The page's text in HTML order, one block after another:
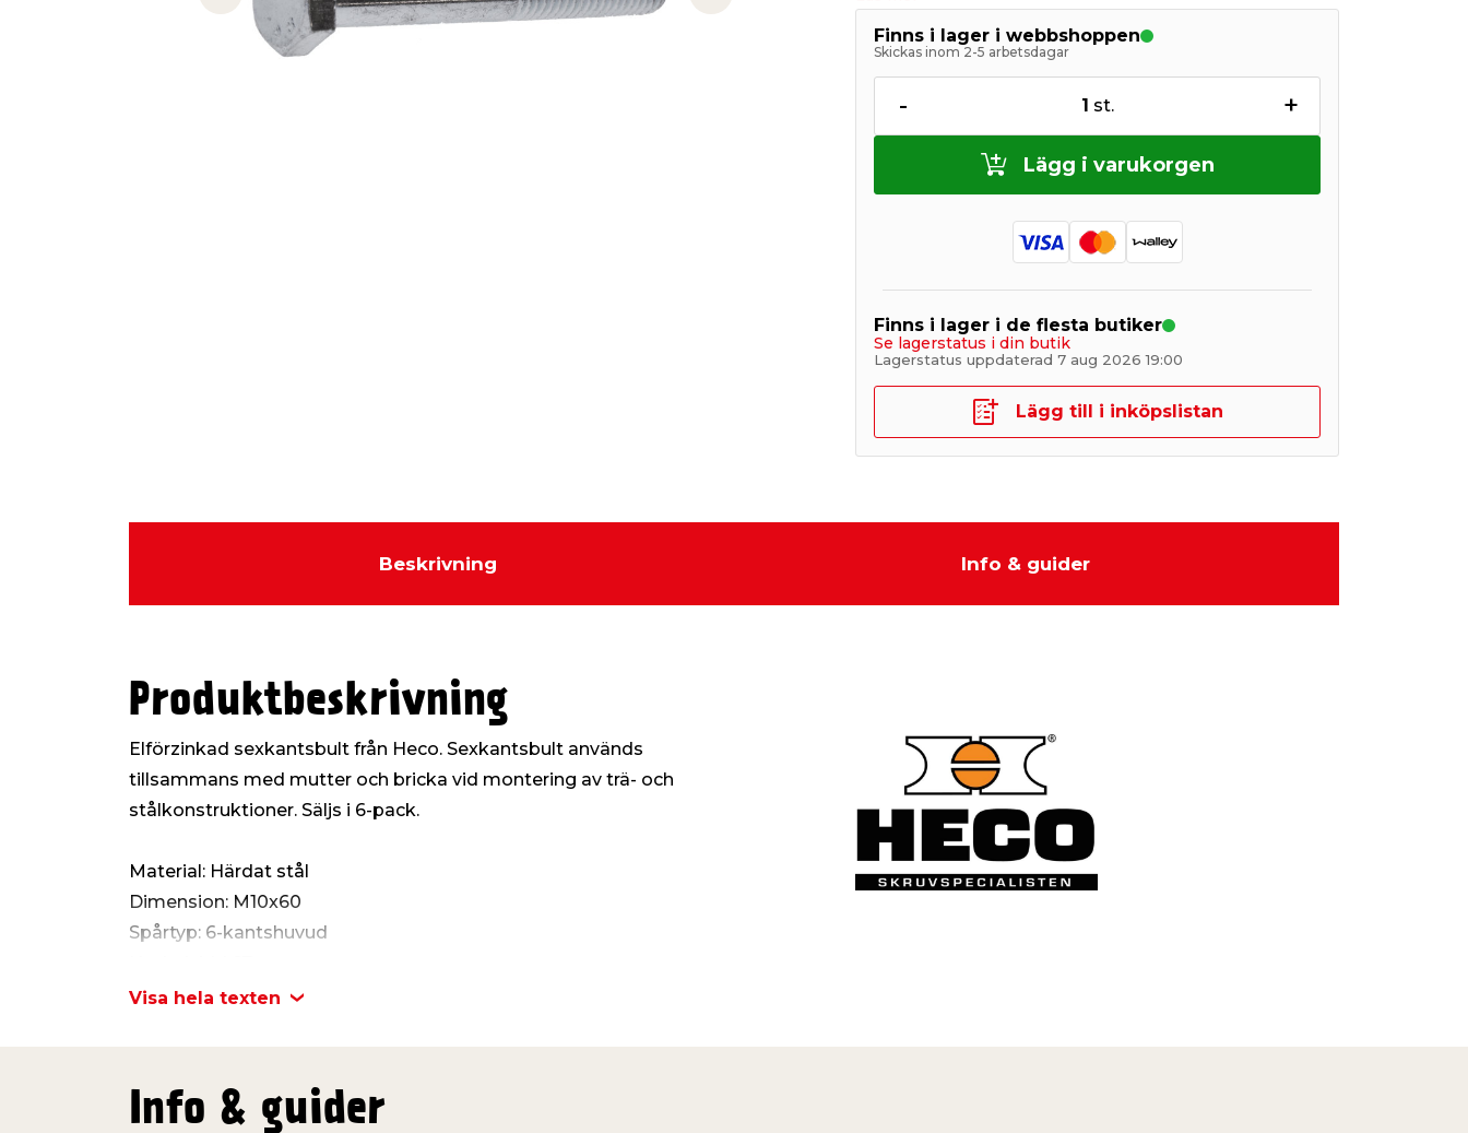
Previous slide Next slide
Finns i lager i webbshoppen
Skickas inom 2-5 arbetsdagar
- 1 st. +
Lägg i varukorgen
Finns i lager i de flesta butiker
Se lagerstatus i din butik
Lagerstatus uppdaterad 7 aug 2026 19:00
Lägg till i inköpslistan
Beskrivning Info & guider
Produktbeskrivning
Elförzinkad sexkantsbult från Heco. Sexkantsbult används
tillsammans med mutter och bricka vid montering av trä- och
stålkonstruktioner. Säljs i 6-pack.
Material: Härdat stål
Dimension: M10x60
Spårtyp: 6-kantshuvud
Gänga: DG
Visa hela texten
Info & guider